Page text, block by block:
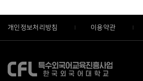
개인정보처리방침 이용약관